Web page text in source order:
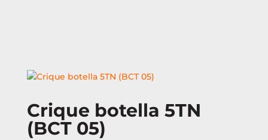
Crique botella 5TN
(BCT 05)